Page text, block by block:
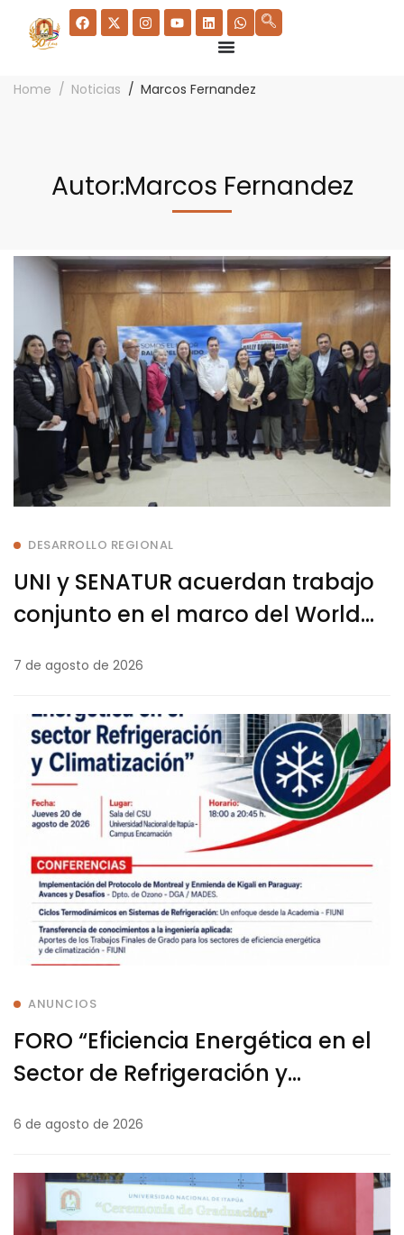
Home Noticias Marcos Fernandez
Autor:Marcos Fernandez
DESARROLLO REGIONAL
UNI y SENATUR acuerdan trabajo
conjunto en el marco del World
7 de agosto de 2026
ANUNCIOS
FORO “Eficiencia Energética en el
Sector de Refrigeración y
6 de agosto de 2026